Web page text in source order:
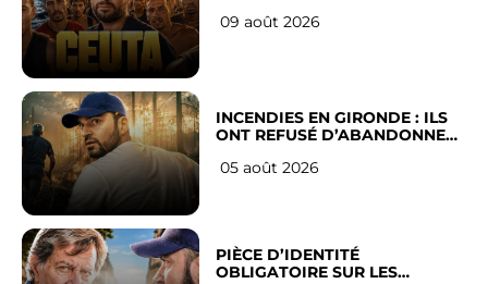
09 août 2026
INCENDIES EN GIRONDE : ILS
ONT REFUSÉ D’ABANDONNER
05 août 2026
PIÈCE D’IDENTITÉ
OBLIGATOIRE SUR LES